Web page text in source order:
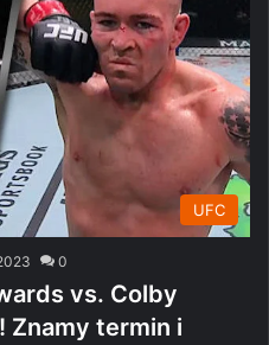
UFC
0
vs. Colby
Znamy termin i